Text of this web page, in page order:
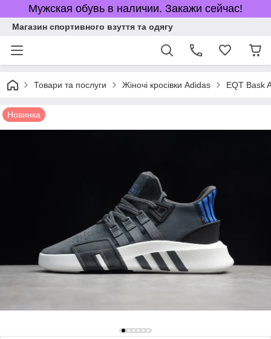
Мужская обувь в наличии. Закажи сейчас!
Магазин спортивного взуття та одягу
Товари та послуги Жіночі кросівки Adidas EQT Bask
Новинка